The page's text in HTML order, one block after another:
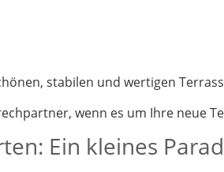
stabilen und wertigen
wenn es um Ihre neue
Ein kleines